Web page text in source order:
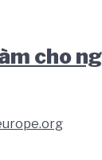
cho